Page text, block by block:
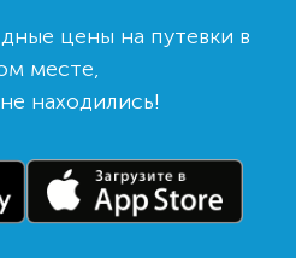
цены на путевки в
месте,
находились!